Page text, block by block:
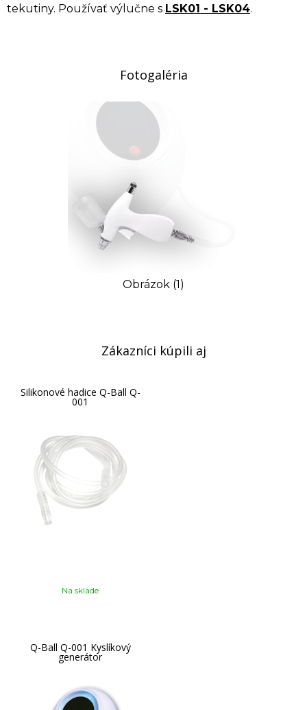
tekutiny. Používať výlučne s LSK01 - LSK04.
Fotogaléria
Obrázok (1)
Zákazníci kúpili aj
Silikonové hadice Q-Ball Q-
001
Na sklade
Q-Ball Q-001 Kyslíkový
generátor